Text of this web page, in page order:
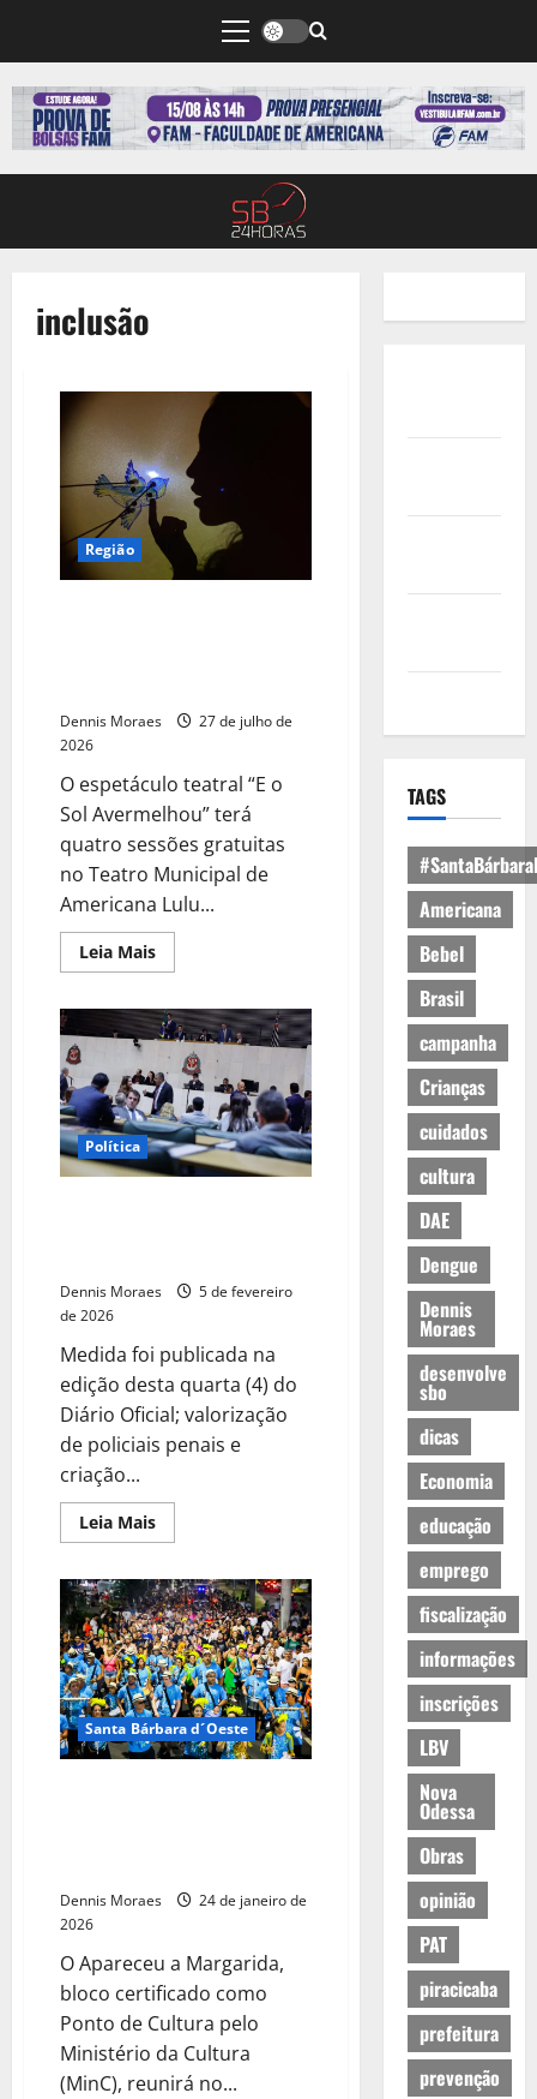
inclusão
Região
Dennis Moraes
27 de julho de
2026
O espetáculo teatral “E o
Sol Avermelhou” terá
quatro sessões gratuitas
no Teatro Municipal de
Americana Lulu...
Leia Mais
Política
Dennis Moraes
5 de fevereiro
de 2026
Medida foi publicada na
edição desta quarta (4) do
Diário Oficial; valorização
de policiais penais e
criação...
Leia Mais
Santa Bárbara d´Oeste
Dennis Moraes
24 de janeiro de
2026
O Apareceu a Margarida,
bloco certificado como
Ponto de Cultura pelo
Ministério da Cultura
(MinC), reunirá no...
TAGS
Americana
Bebel
Brasil
campanha
Crianças
cuidados
cultura
DAE
Dengue
Dennis
Moraes
desenvolve
sbo
dicas
Economia
educação
emprego
fiscalização
informações
inscrições
LBV
Nova
Odessa
Obras
opinião
PAT
piracicaba
prefeitura
prevenção